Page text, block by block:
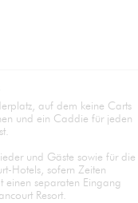
auf dem keine Carts
und ein Caddie für jeden
und Gäste sowie für die
Hotels, sofern Zeiten
einen separaten Eingang
Resort.